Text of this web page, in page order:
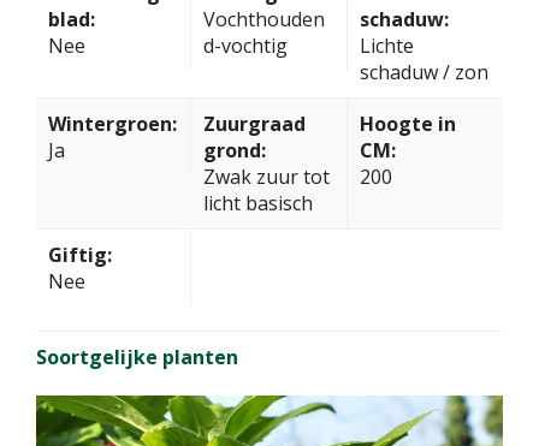
blad:
Nee
Vochthouden
d-vochtig
schaduw:
Lichte
schaduw / zon
Wintergroen:
Ja
Zuurgraad
grond:
Zwak zuur tot
licht basisch
Hoogte in
CM:
200
Giftig:
Nee
Soortgelijke planten